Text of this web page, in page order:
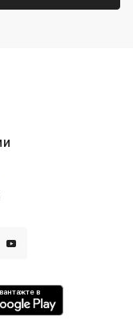
в